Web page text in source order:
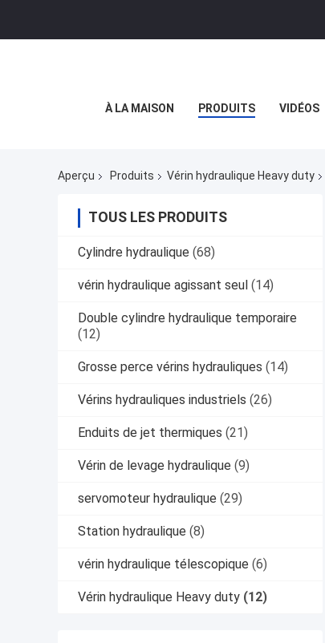
À LA MAISON PRODUITS VIDÉOS
Aperçu Produits Vérin hydraulique Heavy duty
TOUS LES PRODUITS
Cylindre hydraulique (68)
vérin hydraulique agissant seul (14)
Double cylindre hydraulique temporaire
(12)
Grosse perce vérins hydrauliques (14)
Vérins hydrauliques industriels (26)
Enduits de jet thermiques (21)
Vérin de levage hydraulique (9)
servomoteur hydraulique (29)
Station hydraulique (8)
vérin hydraulique télescopique (6)
Vérin hydraulique Heavy duty (12)